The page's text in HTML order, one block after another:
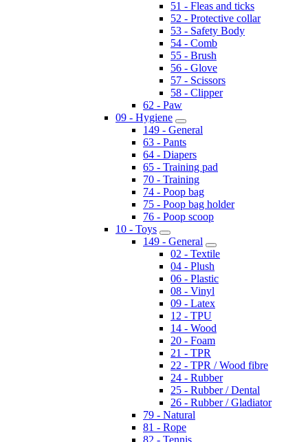
51 - Fleas and ticks
52 - Protective collar
53 - Safety Body
54 - Comb
55 - Brush
56 - Glove
57 - Scissors
58 - Clipper
62 - Paw
09 - Hygiene
149 - General
63 - Pants
64 - Diapers
65 - Training pad
70 - Training
74 - Poop bag
75 - Poop bag holder
76 - Poop scoop
10 - Toys
149 - General
02 - Textile
04 - Plush
06 - Plastic
08 - Vinyl
09 - Latex
12 - TPU
14 - Wood
20 - Foam
21 - TPR
22 - TPR / Wood fibre
24 - Rubber
25 - Rubber / Dental
26 - Rubber / Gladiator
79 - Natural
81 - Rope
82 - Tennis